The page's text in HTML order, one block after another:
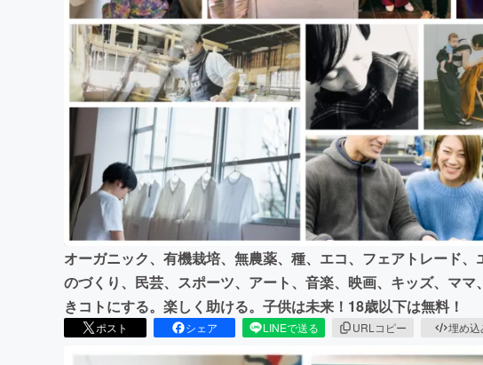
ビジネス・起業 チャレンジ
まちづくり・地域活性化
オーガニック、有機栽培、無農薬、種、エコ、フェアトレード
のづくり、民芸、スポーツ、アート、音楽、映画、キッズ、マ
きコトにする。楽しく助ける。子供は未来！18歳以下は無料！
ポスト シェア LINEで送る URLコピー 埋め込